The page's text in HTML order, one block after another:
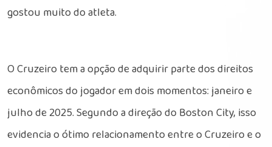
gostou muito do atleta.
O Cruzeiro tem a opção de adquirir parte dos direitos
econômicos do jogador em dois momentos: janeiro e
julho de 2025. Segundo a direção do Boston City, isso
evidencia o ótimo relacionamento entre o Cruzeiro e o